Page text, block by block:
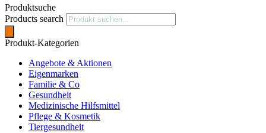
Produktsuche
Products search
Produkt-Kategorien
Angebote & Aktionen
Eigenmarken
Familie & Co
Gesundheit
Medizinische Hilfsmittel
Pflege & Kosmetik
Tiergesundheit